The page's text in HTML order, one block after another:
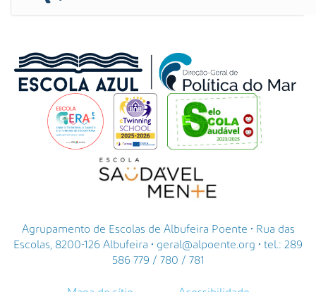
Agrupamento de Escolas de Albufeira Poente • Rua das
Escolas, 8200-126 Albufeira • geral@alpoente.org • tel.: 289
586 779 / 780 / 781